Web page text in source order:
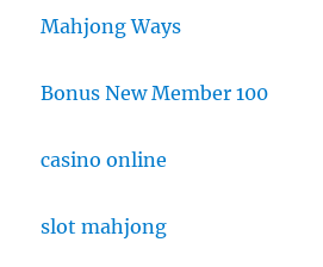
Mahjong Ways
Bonus New Member 100
casino online
slot mahjong